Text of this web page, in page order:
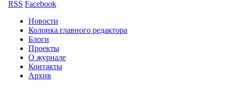
RSS Facebook
Новости
Колонка главного редактора
Блоги
Проекты
О журнале
Контакты
Архив